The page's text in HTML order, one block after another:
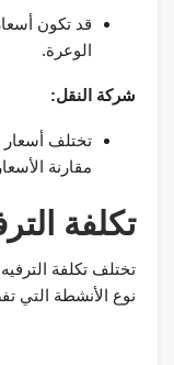
قد تكون
الوعرة.
شركة النقل:
تختلف أسعار
مقارنة
تكلفة
تختلف تكلفة
نوع الأنشطة التي